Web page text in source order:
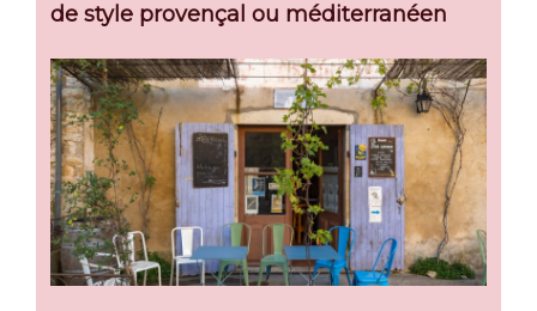
de style provençal ou méditerranéen